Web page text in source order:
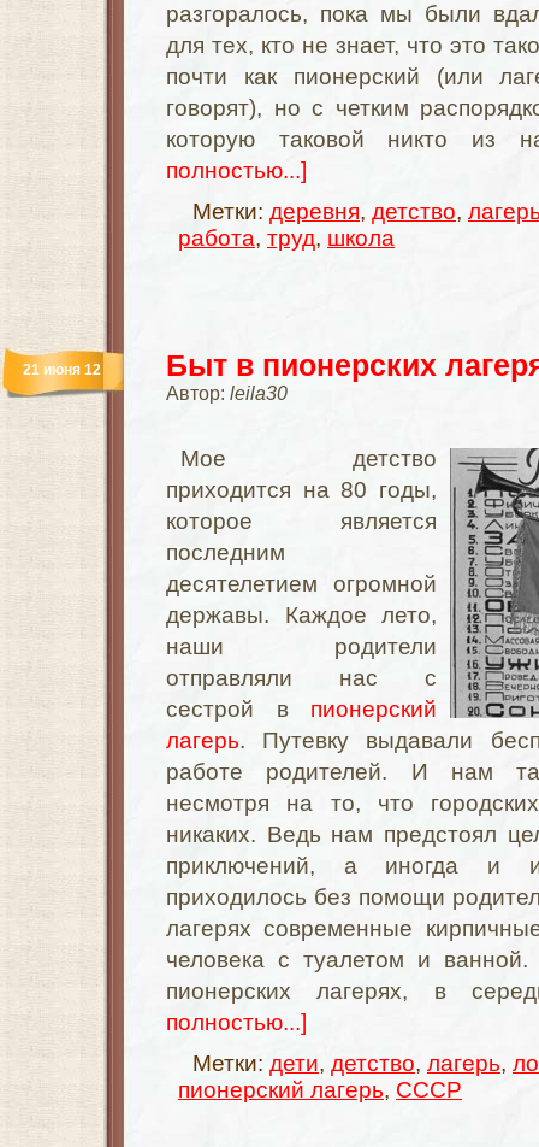
разгоралось, пока мы были
для тех, кто не знает, что это
почти как пионерский (или
говорят), но с четким
которую таковой никто
полностью...]
Метки: деревня, детство,
работа, труд, школа
Быт в пионерских
Автор: leila30
21 июня 12
Мое детство
приходится на 80 годы,
которое является
последним
десятелетием огромной
державы. Каждое лето,
наши родители
отправляли нас с
сестрой в пионерский
лагерь. Путевку выдавали
работе родителей. И нам
несмотря на то, что
никаких. Ведь нам предстоял
приключений, а иногда и
приходилось без помощи
лагерях современные
человека с туалетом и
пионерских лагерях, в
полностью...]
Метки: дети, детство, лагерь,
пионерский лагерь, СССР